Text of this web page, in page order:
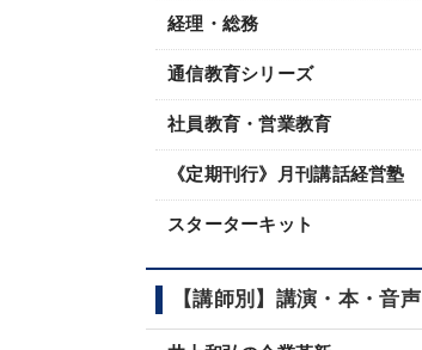
経理・総務
通信教育シリーズ
社員教育・営業教育
《定期刊行》月刊講話経営塾
スターターキット
【講師別】講演・本・音声